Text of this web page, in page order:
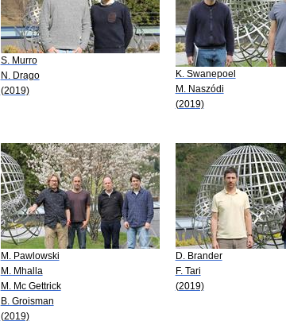
S. Murro
N. Drago
(2019)
K. Swanepoel
M. Naszódi
(2019)
M. Pawlowski
M. Mhalla
M. Mc Gettrick
B. Groisman
(2019)
D. Brander
F. Tari
(2019)